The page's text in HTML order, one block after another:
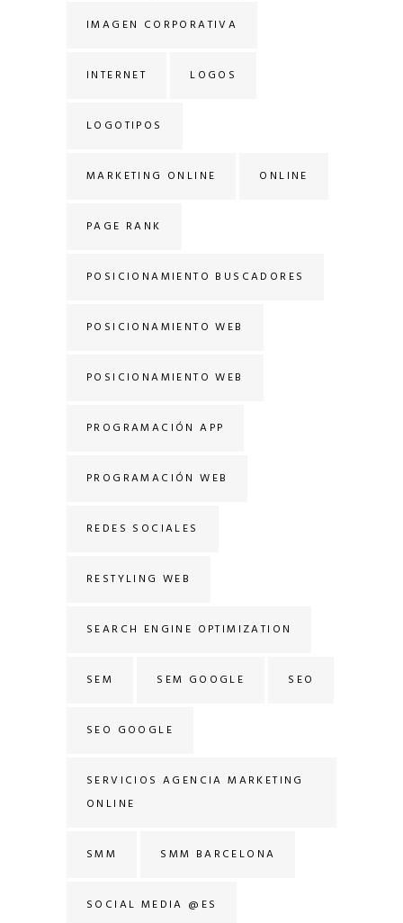
IMAGEN CORPORATIVA
INTERNET LOGOS
LOGOTIPOS
MARKETING ONLINE ONLINE
PAGE RANK
POSICIONAMIENTO BUSCADORES
POSICIONAMIENTO WEB
POSICIONAMIENTO WEB
PROGRAMACIÓN APP
PROGRAMACIÓN WEB
REDES SOCIALES
RESTYLING WEB
SEARCH ENGINE OPTIMIZATION
SEM SEM GOOGLE SEO
SEO GOOGLE
SERVICIOS AGENCIA MARKETING
ONLINE
SMM SMM BARCELONA
SOCIAL MEDIA @ES